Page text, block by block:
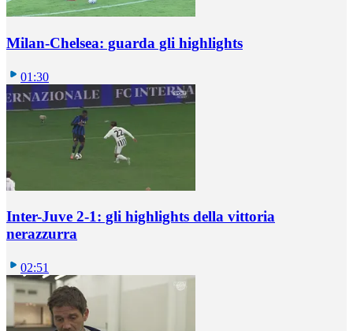
Milan-Chelsea: guarda gli highlights
01:30
Inter-Juve 2-1: gli highlights della vittoria
nerazzurra
02:51